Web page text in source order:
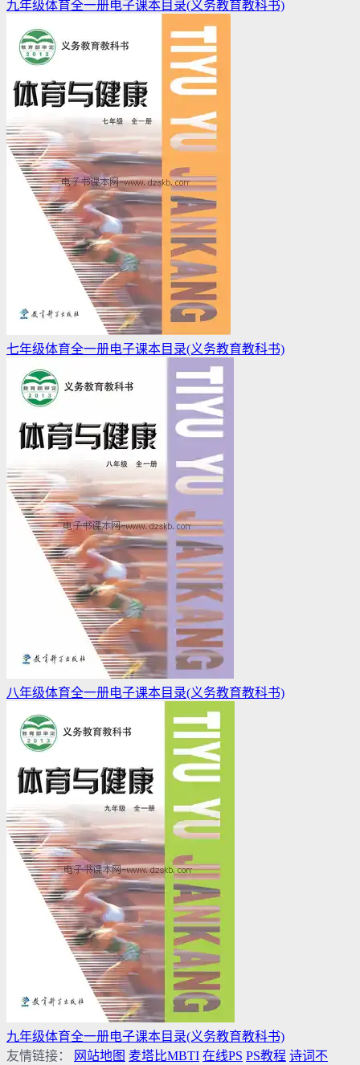
九年级体育全一册电子课本目录(义务教育教科书)
七年级体育全一册电子课本目录(义务教育教科书)
八年级体育全一册电子课本目录(义务教育教科书)
九年级体育全一册电子课本目录(义务教育教科书)
友情链接：
网站地图 麦塔比MBTI 在线PS PS教程 诗词不